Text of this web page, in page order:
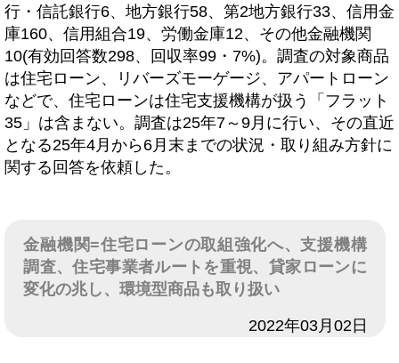
行・信託銀行6、地方銀行58、第2地方銀行33、信用金
庫160、信用組合19、労働金庫12、その他金融機関
10(有効回答数298、回収率99・7%)。調査の対象商品
は住宅ローン、リバーズモーゲージ、アパートローン
などで、住宅ローンは住宅支援機構が扱う「フラット
35」は含まない。調査は25年7～9月に行い、その直近
となる25年4月から6月末までの状況・取り組み方針に
関する回答を依頼した。
金融機関=住宅ローンの取組強化へ、支援機構
調査、住宅事業者ルートを重視、貸家ローンに
変化の兆し、環境型商品も取り扱い
2022年03月02日